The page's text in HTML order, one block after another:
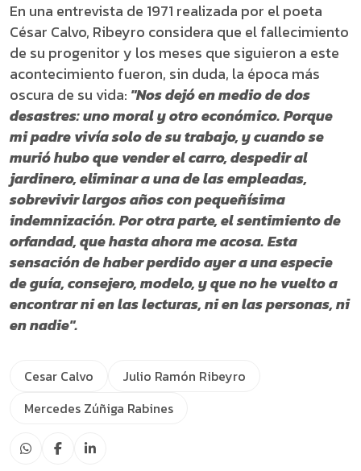
En una entrevista de 1971 realizada por el poeta
César Calvo, Ribeyro considera que el fallecimiento
de su progenitor y los meses que siguieron a este
acontecimiento fueron, sin duda, la época más
oscura de su vida: "Nos dejó en medio de dos
desastres: uno moral y otro económico. Porque
mi padre vivía solo de su trabajo, y cuando se
murió hubo que vender el carro, despedir al
jardinero, eliminar a una de las empleadas,
sobrevivir largos años con pequeñísima
indemnización. Por otra parte, el sentimiento de
orfandad, que hasta ahora me acosa. Esta
sensación de haber perdido ayer a una especie
de guía, consejero, modelo, y que no he vuelto a
encontrar ni en las lecturas, ni en las personas, ni
en nadie".
Cesar Calvo
Julio Ramón Ribeyro
Mercedes Zúñiga Rabines